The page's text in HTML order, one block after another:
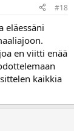
#18
eläessäni
en viitti enää
kaikkia